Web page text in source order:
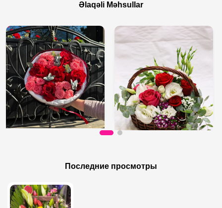
Əlaqəli Məhsullar
Букет розПоследние просмотры